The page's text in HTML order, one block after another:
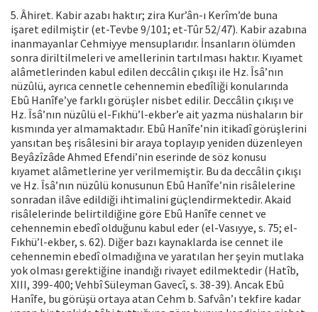
5. Âhiret. Kabir azabı haktır; zira Kur’ân-ı Kerîm’de buna
işaret edilmiştir (et-Tevbe 9/101; et-Tûr 52/47). Kabir azabına
inanmayanlar Cehmiyye mensuplarıdır. İnsanların ölümden
sonra diriltilmeleri ve amellerinin tartılması haktır. Kıyamet
alâmetlerinden kabul edilen deccâlin çıkışı ile Hz. Îsâ’nın
nüzûlü, ayrıca cennetle cehennemin ebedîliği konularında
Ebû Hanîfe’ye farklı görüşler nisbet edilir. Deccâlin çıkışı ve
Hz. Îsâ’nın nüzûlü el-Fıkhü’l-ekber’e ait yazma nüshaların bir
kısmında yer almamaktadır. Ebû Hanîfe’nin itikadî görüşlerini
yansıtan beş risâlesini bir araya toplayıp yeniden düzenleyen
Beyâzîzâde Ahmed Efendi’nin eserinde de söz konusu
kıyamet alâmetlerine yer verilmemiştir. Bu da deccâlin çıkışı
ve Hz. Îsâ’nın nüzûlü konusunun Ebû Hanîfe’nin risâlelerine
sonradan ilâve edildiği ihtimalini güçlendirmektedir. Akaid
risâlelerinde belirtildiğine göre Ebû Hanîfe cennet ve
cehennemin ebedî olduğunu kabul eder (el-Vasıyye, s. 75; el-
Fıkhü’l-ekber, s. 62). Diğer bazı kaynaklarda ise cennet ile
cehennemin ebedî olmadığına ve yaratılan her şeyin mutlaka
yok olması gerektiğine inandığı rivayet edilmektedir (Hatîb,
XIII, 399-400; Vehbî Süleyman Gavecî, s. 38-39). Ancak Ebû
Hanîfe, bu görüşü ortaya atan Cehm b. Safvân’ı tekfire kadar